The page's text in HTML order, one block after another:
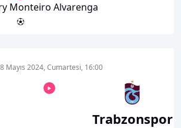
Monteiro Alvarenga
Mayıs 2024, Cumartesi, 16:00
Trabzonspor